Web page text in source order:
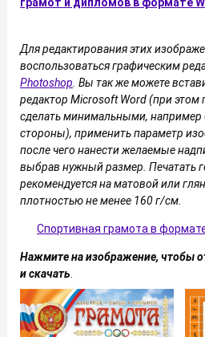
Для редактирования этих
воспользоваться графическим
Photoshop . Вы так же можете
редактор Microsoft Word (при этом
сделать минимальными, например
стороны), применить параметр
после чего нанести желаемые
выбрав нужный размер. Печатать
рекомендуется на матовой или
плотностью не менее 160 г/см.
Спортивная грамота в
Нажмите на изображение, чтобы
и скачать